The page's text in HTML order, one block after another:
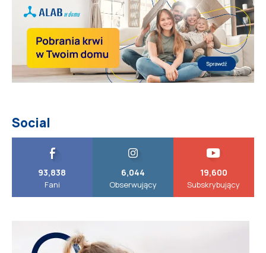
Social
93,838
Fani
6,044
Obserwujący
19,600
Subskrybujący